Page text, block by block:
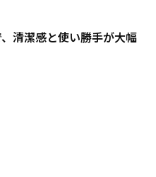
清潔感と使い勝手が大幅